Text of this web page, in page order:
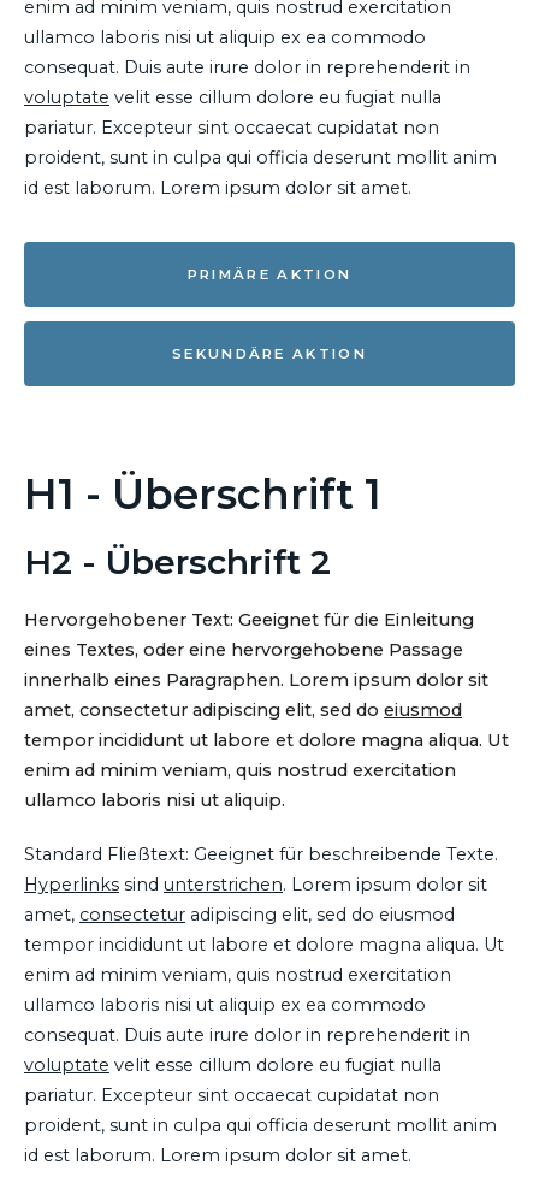
enim ad minim veniam, quis nostrud exercitation
ullamco laboris nisi ut aliquip ex ea commodo
consequat. Duis aute irure dolor in reprehenderit in
voluptate velit esse cillum dolore eu fugiat nulla
pariatur. Excepteur sint occaecat cupidatat non
proident, sunt in culpa qui officia deserunt mollit anim
id est laborum. Lorem ipsum dolor sit amet.
PRIMÄRE AKTION
SEKUNDÄRE AKTION
H1 - Überschrift 1
H2 - Überschrift 2
Hervorgehobener Text: Geeignet für die Einleitung
eines Textes, oder eine hervorgehobene Passage
innerhalb eines Paragraphen. Lorem ipsum dolor sit
amet, consectetur adipiscing elit, sed do eiusmod
tempor incididunt ut labore et dolore magna aliqua. Ut
enim ad minim veniam, quis nostrud exercitation
ullamco laboris nisi ut aliquip.
Standard Fließtext: Geeignet für beschreibende Texte.
Hyperlinks sind unterstrichen. Lorem ipsum dolor sit
amet, consectetur adipiscing elit, sed do eiusmod
tempor incididunt ut labore et dolore magna aliqua. Ut
enim ad minim veniam, quis nostrud exercitation
ullamco laboris nisi ut aliquip ex ea commodo
consequat. Duis aute irure dolor in reprehenderit in
voluptate velit esse cillum dolore eu fugiat nulla
pariatur. Excepteur sint occaecat cupidatat non
proident, sunt in culpa qui officia deserunt mollit anim
id est laborum. Lorem ipsum dolor sit amet.